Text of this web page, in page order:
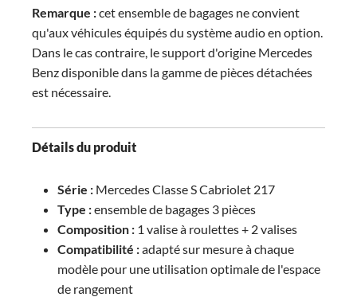
Remarque :cet ensemble de bagages ne convient
qu'aux véhicules équipés du système audio en option.
Dans le cas contraire, le support d'origine Mercedes
Benz disponible dans la gamme de pièces détachées
est nécessaire.
Détails du produit
Série : Mercedes Classe S Cabriolet 217
Type :ensemble de bagages 3 pièces
Composition : 1 valise à roulettes + 2 valises
Compatibilité :adapté sur mesure à chaque
modèle pour une utilisation optimale de l'espace
de rangement